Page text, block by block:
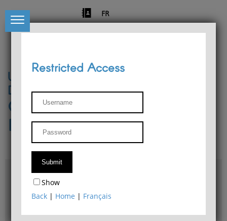
FR
University of Liège
Départment of Philosophy
Center for Phenomenological
Research
Access & maps
Philosophy Department Library
Restricted Access
Show
Back | Home | Français